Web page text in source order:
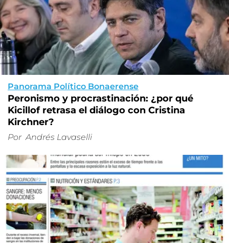
Panorama Político Bonaerense
Peronismo y procrastinación: ¿por qué
Kicillof retrasa el diálogo con Cristina
Kirchner?
Por Andrés Lavaselli